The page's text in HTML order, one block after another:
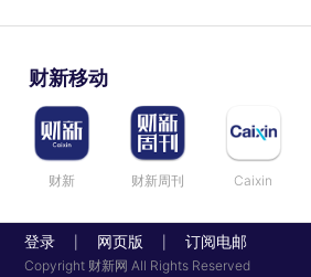
财新移动
财新 财新周刊 Caixin
登录 网页版 订阅电邮
Copyright 财新网 All Rights Reserved